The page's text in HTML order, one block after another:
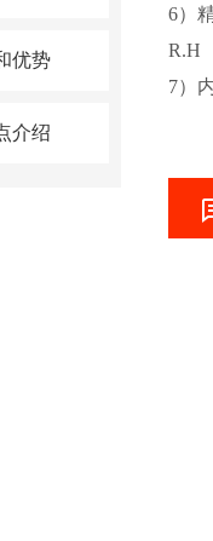
优势
介绍
6）
R.H
7）